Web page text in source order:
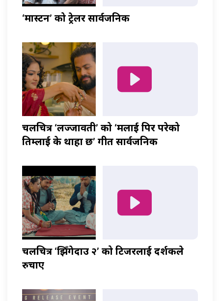
‘मास्टर्नी’ को ट्रेलर सार्वजनिक
चलचित्र ‘लज्जावती’ को ‘मलाई पिर परेको
तिम्लाई के थाहा छ’ गीत सार्वजनिक
चलचित्र ‘झिँगेदाउ २’ को टिजरलाई दर्शकले
रुचाए